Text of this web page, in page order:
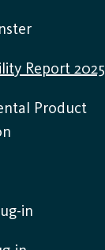
Report 2025
Product
in